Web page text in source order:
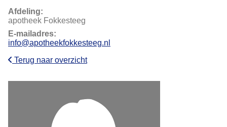
Afdeling:
apotheek Fokkesteeg
E-mailadres:
info@apotheekfokkesteeg.nl
Terug naar overzicht